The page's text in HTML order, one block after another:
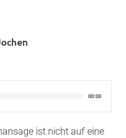
00:00
ist nicht auf eine